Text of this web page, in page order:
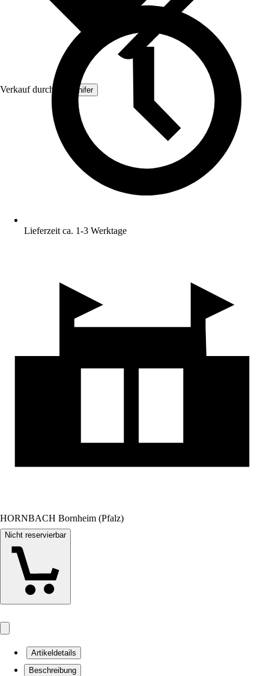
Verkauf durch: Organifer
Lieferzeit ca. 1-3 Werktage
HORNBACH Bornheim (Pfalz)
Nicht reservierbar
Artikeldetails
Beschreibung